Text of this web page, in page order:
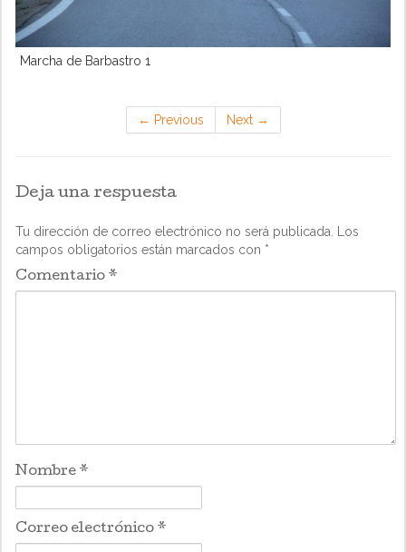
Marcha de Barbastro 1
← Previous Next →
Deja una respuesta
Tu dirección de correo electrónico no será publicada.
Los
campos obligatorios están marcados con *
Comentario *
Nombre *
Correo electrónico *